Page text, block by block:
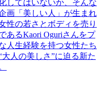
してはいないか、そんな
画「美しい人」が生まれ
性の若さとボディを売り
あるKaori Oguriさんをプ
人生経験を持つ女性たち
人の美しさ”に迫る新た